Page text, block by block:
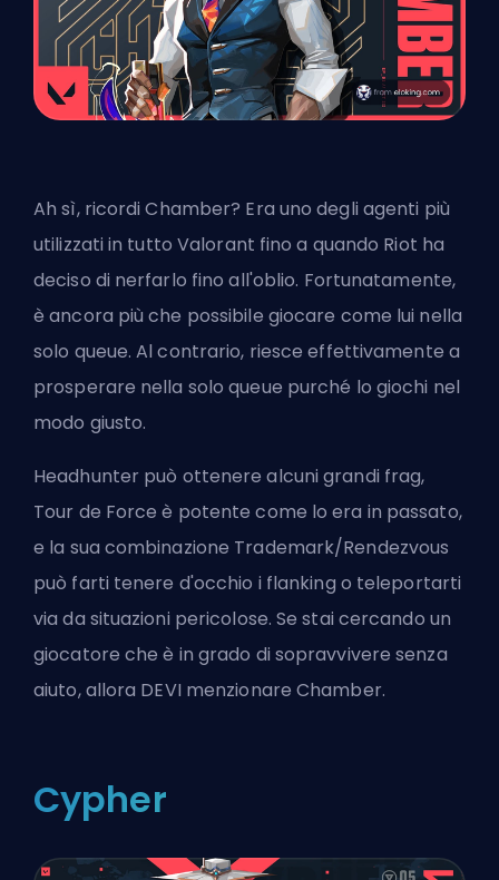
Ah sì, ricordi Chamber? Era uno degli agenti più
utilizzati in tutto Valorant fino a quando Riot ha
deciso di nerfarlo fino all'oblio. Fortunatamente,
è ancora più che possibile giocare come lui nella
solo queue. Al contrario, riesce effettivamente a
prosperare nella solo queue purché lo giochi nel
modo giusto.
Headhunter può ottenere alcuni grandi frag,
Tour de Force è potente come lo era in passato,
e la sua combinazione Trademark/Rendezvous
può farti tenere d'occhio i flanking o teleportarti
via da situazioni pericolose. Se stai cercando un
giocatore che è in grado di sopravvivere senza
aiuto, allora DEVI menzionare Chamber.
Cypher